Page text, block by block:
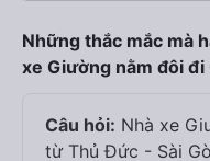
Những thắc mắc mà
xe Giường nằm đôi
Câu hỏi: Nhà xe
từ Thủ Đức - Sài